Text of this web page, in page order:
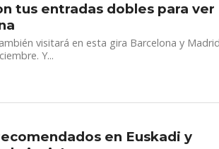
tus entradas dobles para ver
visitará en esta gira Barcelona y
Y...
en Euskadi y